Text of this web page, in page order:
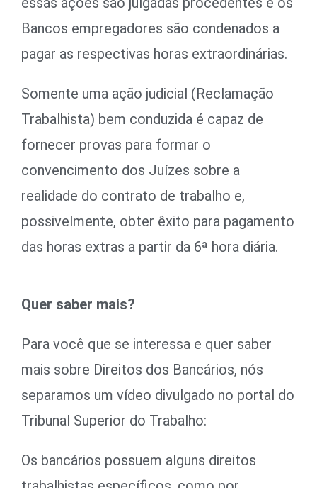
Bancos empregadores são condenados a
pagar as respectivas horas extraordinárias.
Somente uma ação judicial (Reclamação
Trabalhista) bem conduzida é capaz de
fornecer provas para formar o
convencimento dos Juízes sobre a
realidade do contrato de trabalho e,
possivelmente, obter êxito para pagamento
das horas extras a partir da 6ª hora diária.
Quer saber mais?
Para você que se interessa e quer saber
mais sobre Direitos dos Bancários, nós
separamos um vídeo divulgado no portal do
Tribunal Superior do Trabalho:
Os bancários possuem alguns direitos